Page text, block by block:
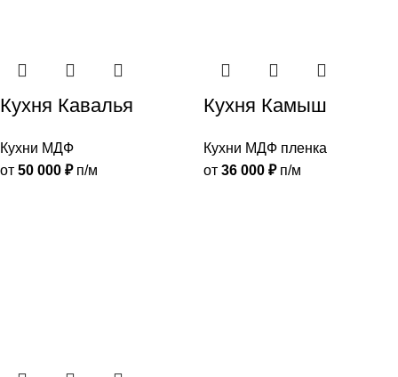
Кухня Кавалья
Кухни МДФ
от 50 000 ₽п/м
Кухня Камыш
Кухни МДФ пленка
от 36 000 ₽п/м